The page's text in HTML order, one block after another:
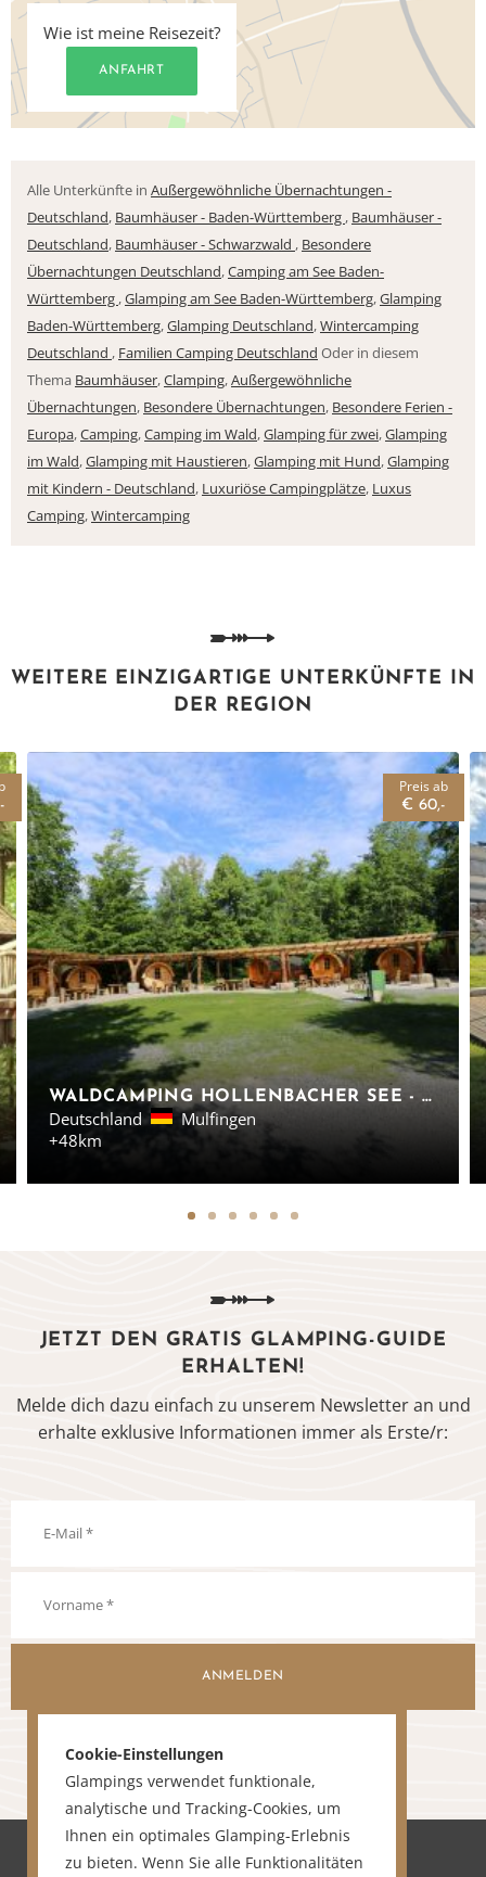
Wie ist meine Reisezeit?
ANFAHRT
Alle Unterkünfte in Außergewöhnliche Übernachtungen -
Deutschland, Baumhäuser - Baden-Württemberg , Baumhäuser -
Deutschland, Baumhäuser - Schwarzwald , Besondere
Übernachtungen Deutschland,Camping am See Baden-
Württemberg ,Glamping am See Baden-Württemberg,Glamping
Baden-Württemberg,Glamping Deutschland,Wintercamping
Deutschland , Familien Camping Deutschland Oder in diesem
Thema Baumhäuser,Clamping,Außergewöhnliche
Übernachtungen, Besondere Übernachtungen, Besondere Ferien -
Europa,Camping,Camping im Wald,Glamping für zwei,Glamping
im Wald,Glamping mit Haustieren,Glamping mit Hund,Glamping
mit Kindern - Deutschland, Luxuriöse Campingplätze, Luxus
Camping,Wintercamping
WEITERE EINZIGARTIGE UNTERKÜNFTE IN
DER REGION
WALDCAMPING HOLLENBACHER SEE - CAMPINGFÄSSER, BADEN-WÜRTTEMBERG
Deutschland
Mulfingen
+48km
Preis ab
€ 60,-
JETZT DEN GRATIS GLAMPING-GUIDE
ERHALTEN!
Melde dich dazu einfach zu unserem Newsletter an und
erhalte exklusive Informationen immer als Erste/r:
ANMELDEN
Cookie-Einstellungen
Glampings verwendet funktionale,
analytische und Tracking-Cookies, um
Ihnen ein optimales Glamping-Erlebnis
zu bieten. Wenn Sie alle Funktionalitäten